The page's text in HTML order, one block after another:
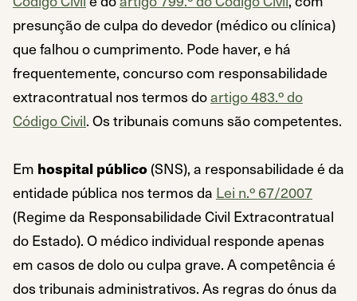
presunção de culpa do devedor (médico ou clínica)
que falhou o cumprimento. Pode haver, e há
frequentemente, concurso com responsabilidade
extracontratual nos termos doartigo 483.º do
Código Civil. Os tribunais comuns são competentes.
Em hospital público (SNS), a responsabilidade é da
entidade pública nos termos da Lei n.º 67/2007
(Regime da Responsabilidade Civil Extracontratual
do Estado). O médico individual responde apenas
em casos de dolo ou culpa grave. A competência é
dos tribunais administrativos. As regras do ónus da